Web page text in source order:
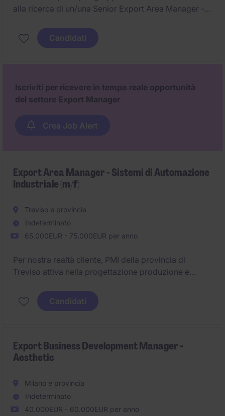
alla ricerca di un/una Senior Export Area Manager -
Candidati
Iscriviti per ricevere in tempo reale opportunità
del settore Export Manager
Crea Job Alert
Export Area Manager - Sistemi di Automazione
Industriale (m/f)
Treviso e provincia
Indeterminato
65.000EUR - 75.000EUR per anno
Per nostra realtà cliente, PMI della provincia di
Treviso attiva nella progettazione produzione e
industriale su commessa, siamo alla ricerca di una
figura di Export Area Manager - Sistemi di
Candidati
Export Business Development Manager -
Aesthetic
Milano e provincia
Indeterminato
40.000EUR - 60.000EUR per anno